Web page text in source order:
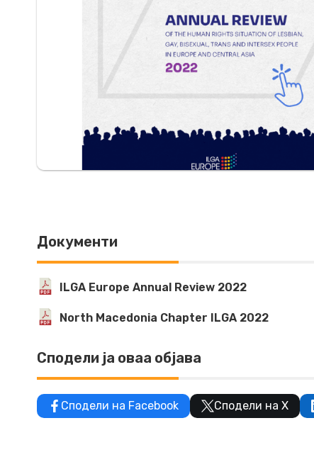
Документи
ILGA Europe Annual Review 2022
North Macedonia Chapter ILGA 2022
Сподели ја оваа објава
Сподели на Facebook Сподели на X